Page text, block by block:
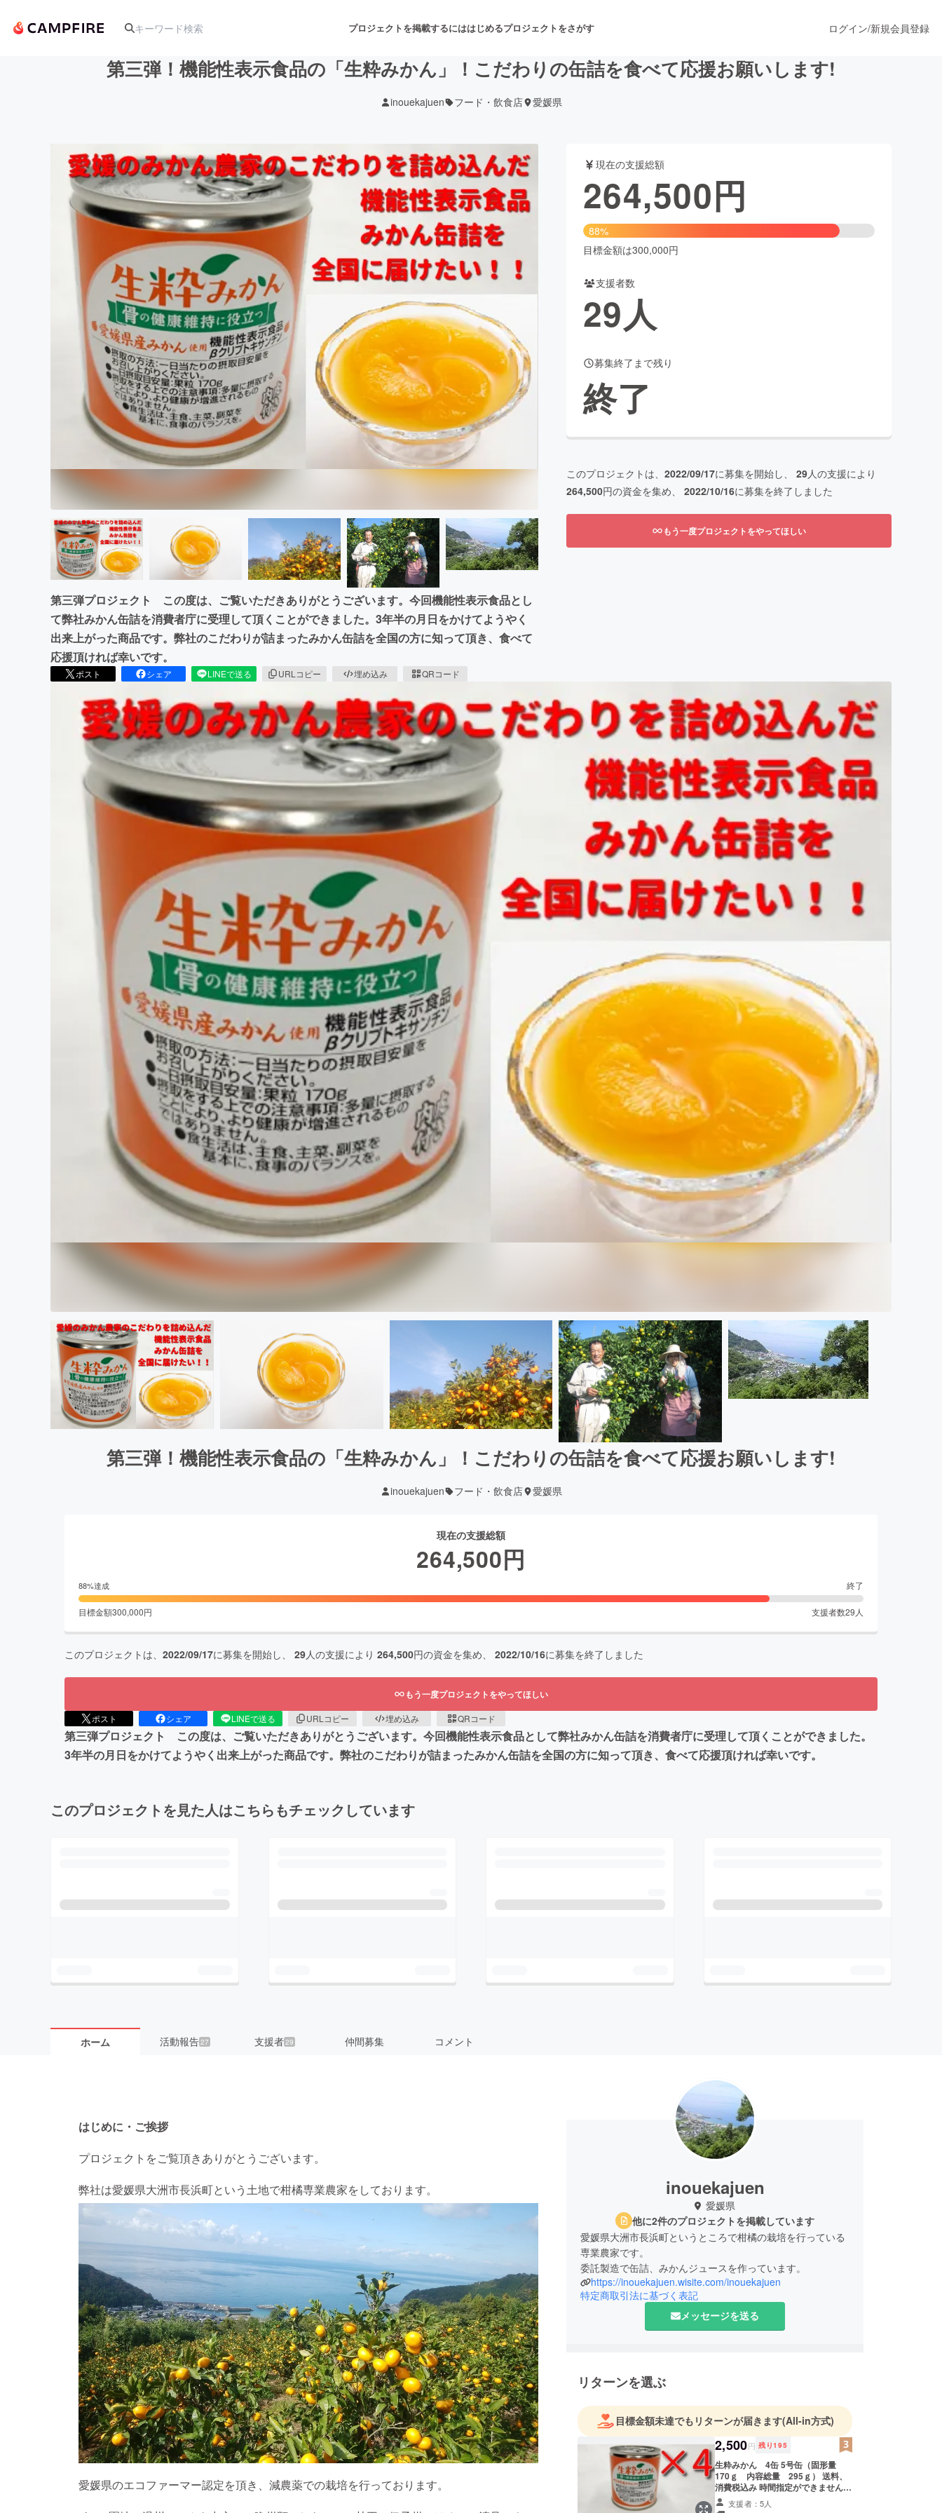
プロジェクトを掲載するにははじめるプロジェクトをさがす
アート・写真 音楽 舞台・パフォーマンス
テクノロジー・ガジェット ゲーム・サービス開発 フード・飲食店 ファッション
映像・映画 書籍・雑誌出版
ビジネス・起業 ビューティー・ヘルスケア
まちづくり・地域活性化
CAMPFIRE for Social GoodCAMPFIRE Creation
CAMPFIREふるさと納税 machi-yaコミュニティ
ログイン/新規会員登録
第三弾！機能性表示食品の「生粋みかん」！こだわりの缶詰を食べて応援お願いします!
inouekajuen フード・飲食店 愛媛県
第三弾プロジェクト この度は、ご覧いただきありがとうございます。今回機能性表示食品とし
て弊社みかん缶詰を消費者庁に受理して頂くことができました。3年半の月日をかけてようやく
出来上がった商品です。弊社のこだわりが詰まったみかん缶詰を全国の方に知って頂き、食べて
応援頂ければ幸いです。
ポスト シェア LINEで送る URLコピー 埋め込み QRコード
現在の支援総額
264,500円
88%
目標金額は300,000円
支援者数
29人
募集終了まで残り
終了
このプロジェクトは、 2022/09/17に募集を開始し、 29人の支援により
264,500円の資金を集め、 2022/10/16に募集を終了しました
もう一度プロジェクトをやってほしい
第三弾！機能性表示食品の「生粋みかん」！こだわりの缶詰を食べて応援お願いします!
inouekajuen フード・飲食店 愛媛県
現在の支援総額
264,500円
88%達成 終了
目標金額300,000円 支援者数29人
このプロジェクトは、 2022/09/17に募集を開始し、 29人の支援により 264,500円の資金を集め、 2022/10/16に募集を終了しました
もう一度プロジェクトをやってほしい
ポスト シェア LINEで送る URLコピー 埋め込み QRコード
第三弾プロジェクト この度は、ご覧いただきありがとうございます。今回機能性表示食品として弊社みかん缶詰を消費者庁に受理して頂くことができました。
3年半の月日をかけてようやく出来上がった商品です。弊社のこだわりが詰まったみかん缶詰を全国の方に知って頂き、食べて応援頂ければ幸いです。
このプロジェクトを見た人はこちらもチェックしています
ホーム 活動報告 27 支援者 29 仲間募集 コメント
はじめに・ご挨拶
プロジェクトをご覧頂きありがとうございます。
弊社は愛媛県大洲市長浜町という土地で柑橘専業農家をしております。
愛媛県のエコファーマー認定を頂き、減農薬での栽培を行っております。
inouekajuen
愛媛県
他に2件のプロジェクトを掲載しています
愛媛県大洲市長浜町というところで柑橘の栽培を行っている
専業農家です。
https://inouekajuen.wisite.com/inouekajuen
特定商取引法に基づく表記
メッセージを送る
リターンを選ぶ
目標金額未達でもリターンが届きます(All-in方式)
2,500円 残り195
生粋みかん 4缶 5号缶（固形量
170ｇ 内容総量 295ｇ） 送料、
消費税込み 時間指定ができませんの
でご了承下さい。
支援者：5人